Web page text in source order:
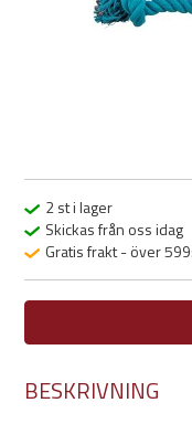
Previous
2 st i lager
Skickas från oss idag
Gratis frakt - över
BESKRIVNING